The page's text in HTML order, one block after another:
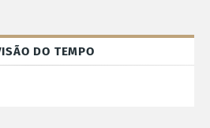
DO TEMPO